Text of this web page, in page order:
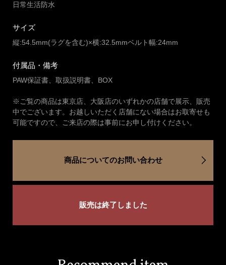
日常生活防水
サイズ
縦:54.5mm(ラグを含む)×横:32.5mmベルト幅:24mm
付属品・備考
PAW保証書、取扱説明書、BOX
※ご覧の商品は東京店、大阪店のいずれかの店舗で展示、販売
中でございます。お越しいただく店舗にない場合はお取寄せも
可能ですので、ご来店の際は事前にお申し付けください。
商品についてのお問い合わせ
販売は終了しました